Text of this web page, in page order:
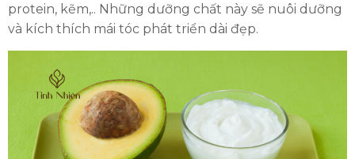
protein, kẽm,.. Những dưỡng chất này sẽ nuôi dưỡng
và kích thích mái tóc phát triển dài đẹp.